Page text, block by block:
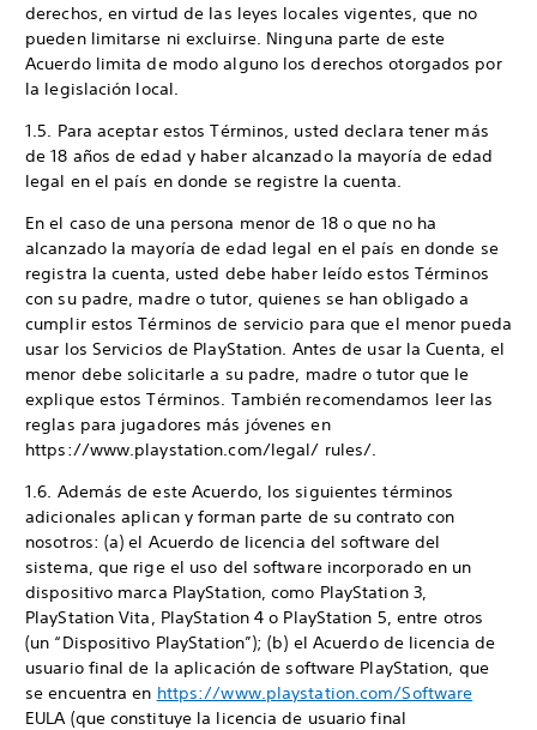
derechos, en virtud de las leyes locales vigentes, que no
pueden limitarse ni excluirse. Ninguna parte de este
Acuerdo limita de modo alguno los derechos otorgados por
la legislación local.
1.5. Para aceptar estos Términos, usted declara tener más
de 18 años de edad y haber alcanzado la mayoría de edad
legal en el país en donde se registre la cuenta.
En el caso de una persona menor de 18 o que no ha
alcanzado la mayoría de edad legal en el país en donde se
registra la cuenta, usted debe haber leído estos Términos
con su padre, madre o tutor, quienes se han obligado a
cumplir estos Términos de servicio para que el menor pueda
usar los Servicios de PlayStation. Antes de usar la Cuenta, el
menor debe solicitarle a su padre, madre o tutor que le
explique estos Términos. También recomendamos leer las
reglas para jugadores más jóvenes en
https://www.playstation.com/legal/ rules/.
1.6. Además de este Acuerdo, los siguientes términos
adicionales aplican y forman parte de su contrato con
nosotros: (a) el Acuerdo de licencia del software del
sistema, que rige el uso del software incorporado en un
dispositivo marca PlayStation, como PlayStation 3,
PlayStation Vita, PlayStation 4 o PlayStation 5, entre otros
(un “Dispositivo PlayStation”); (b) el Acuerdo de licencia de
usuario final de la aplicación de software PlayStation, que
se encuentra en https://www.playstation.com/Software
EULA (que constituye la licencia de usuario final